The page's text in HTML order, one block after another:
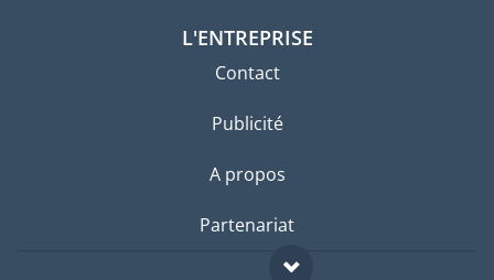
L'ENTREPRISE
Contact
Publicité
A propos
Partenariat